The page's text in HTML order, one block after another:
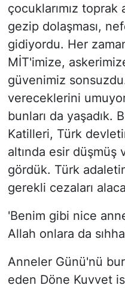
çocuklarımız toprak
gezip dolaşması,
gidiyordu. Her
MİT'imize,
güvenimiz
vereceklerini
bunları da yaşadık.
Katilleri, Türk
altında esir düşmüş
gördük. Türk
gerekli cezaları
'Benim gibi nice
Allah onlara da
Anneler Günü'nü
eden Döne Kuvvet